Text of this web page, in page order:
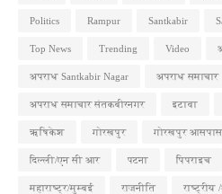
Politics Rampur Santkabir
Top News Trending Video
अपराध Santkabir Nagar अपराध समाचार
अपराध समाचार संतकबीरनगर इटावा
ऋषिकेश गोरखपुर गोरखपुर आसपास
दिल्ली/एन सी आर पटना पिपराइच
महाराष्ट्र/मुम्बई राजनीति राष्ट्रीय